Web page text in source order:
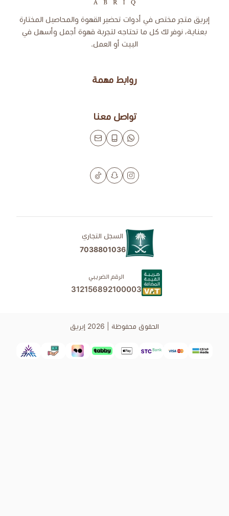
في أدوات تحضير القهوة والمحاصيل المختارة
لك كل ما تحتاجه لتجربة قهوة أجمل وأسهل في
السجل التجاري
7038801036
الرقم الضريبي
312156892100003
إبريق